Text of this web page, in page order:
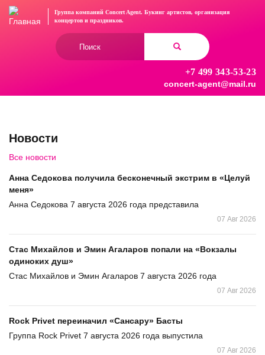
Перейти
Группа компаний Concert Agent. Букинг артистов, организация
концертови праздников.
+7 499 343-53-23
concert-agent@mail.ru
Новости
Все новости
Анна Седокова получила бесконечный экстрим в «Целуй
меня»
Анна Седокова 7 августа 2026 года представила
07 Авг 2026
Стас Михайлов и Эмин Агаларов попали на «Вокзалы
одиноких душ»
Стас Михайлов и Эмин Агаларов 7 августа 2026 года
07 Авг 2026
Rock Privet переиначил «Сансару» Басты
Группа Rock Privet 7 августа 2026 года выпустила
07 Авг 2026